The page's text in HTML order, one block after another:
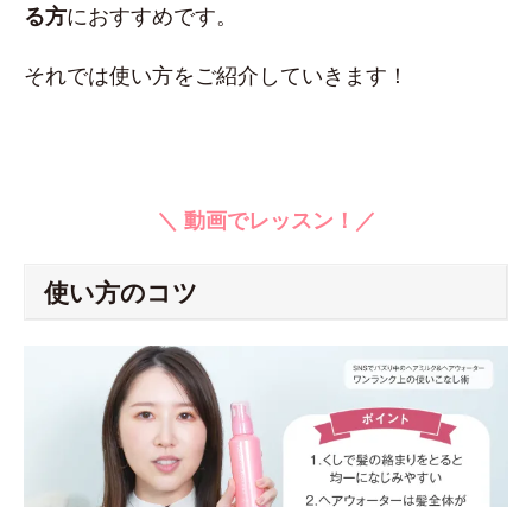
る方におすすめです。
それでは使い方をご紹介していきます！
＼ 動画でレッスン！／
使い方のコツ